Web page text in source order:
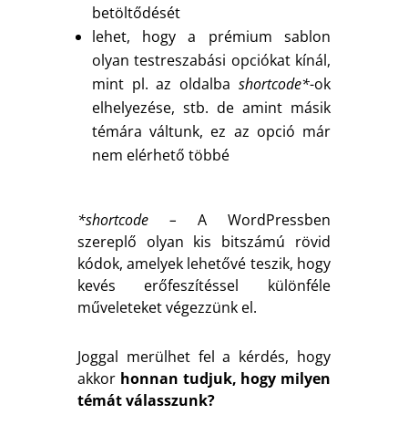
betöltődését
lehet, hogy a prémium sablon
olyan testreszabási opciókat kínál,
mint pl. az oldalba shortcode*-ok
elhelyezése, stb. de amint másik
témára váltunk, ez az opció már
nem elérhető többé
*shortcode – A WordPressben
szereplő olyan kis bitszámú rövid
kódok, amelyek lehetővé teszik, hogy
kevés erőfeszítéssel különféle
műveleteket végezzünk el.
Joggal merülhet fel a kérdés, hogy
akkor honnan tudjuk, hogy milyen
témát válasszunk?